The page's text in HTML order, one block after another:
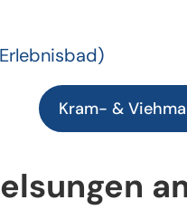
Kram- &